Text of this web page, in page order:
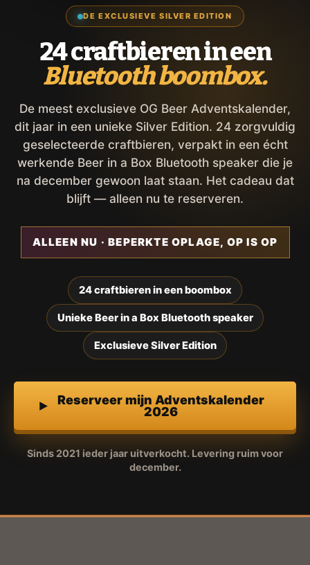
DE EXCLUSIEVE SILVER EDITION
24 craftbieren in een
Bluetooth boombox.
De meest exclusieve OG Beer Adventskalender,
dit jaar in een unieke Silver Edition. 24 zorgvuldig
geselecteerde craftbieren, verpakt in een écht
werkende Beer in a Box Bluetooth speaker die je
na december gewoon laat staan. Het cadeau dat
blijft — alleen nu te reserveren.
ALLEEN NU · BEPERKTE OPLAGE, OP IS OP
24 craftbieren in een boombox
Unieke Beer in a Box Bluetooth speaker
Exclusieve Silver Edition
Reserveer mijn Adventskalender
2026
Sinds 2021 ieder jaar uitverkocht. Levering ruim voor
december.